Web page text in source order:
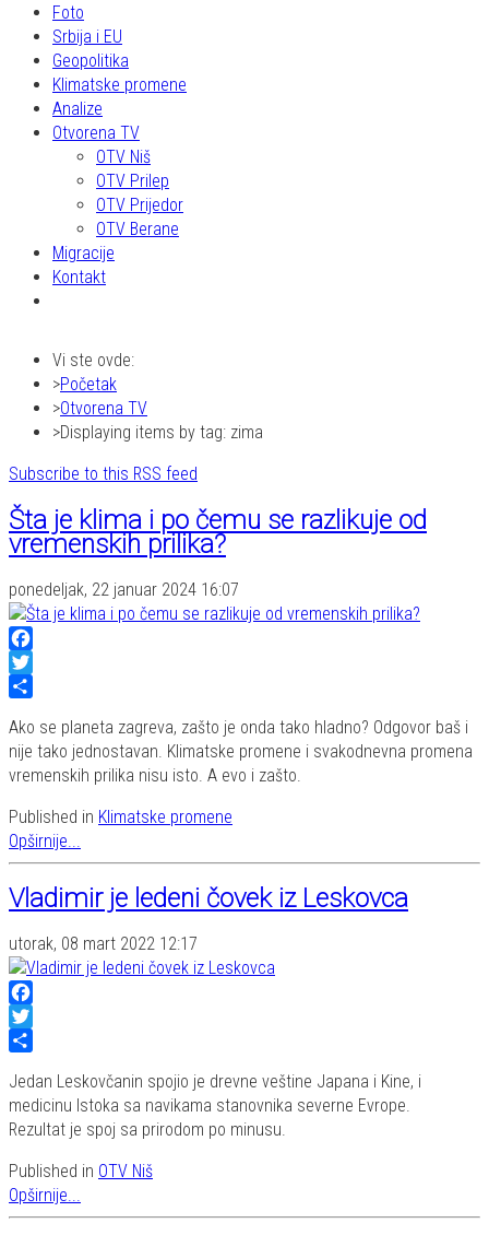
Foto
Srbija i EU
Geopolitika
Klimatske promene
Analize
Otvorena TV
OTV Niš
OTV Prilep
OTV Prijedor
OTV Berane
Migracije
Kontakt
Vi ste ovde:
Početak
Otvorena TV
Displaying items by tag: zima
Subscribe to this RSS feed
Šta je klima i po čemu se razlikuje od
vremenskih prilika?
ponedeljak, 22 januar 2024 16:07
Facebook
Twitter
Ako se planeta zagreva, zašto je onda tako hladno? Odgovor baš i
nije tako jednostavan. Klimatske promene i svakodnevna promena
vremenskih prilika nisu isto. A evo i zašto.
Published in Klimatske promene
Opširnije...
Vladimir je ledeni čovek iz Leskovca
utorak, 08 mart 2022 12:17
Facebook
Twitter
Jedan Leskovčanin spojio je drevne veštine Japana i Kine, i
medicinu Istoka sa navikama stanovnika severne Evrope.
Rezultat je spoj sa prirodom po minusu.
Published in OTV Niš
Opširnije...